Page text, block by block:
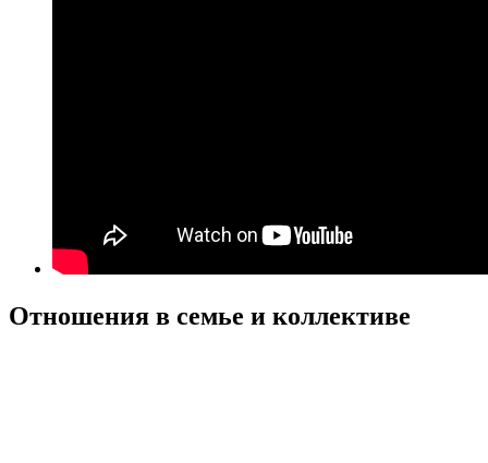
Отношения в семье и коллективе